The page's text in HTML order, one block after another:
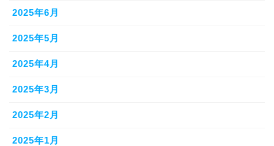
2025年6月
2025年5月
2025年4月
2025年3月
2025年2月
2025年1月